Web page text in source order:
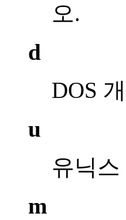
오.
d
DOS
u
유닉
m